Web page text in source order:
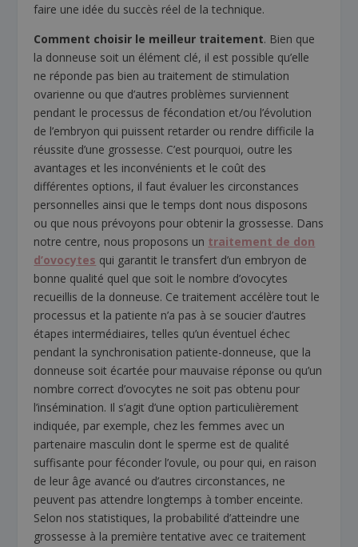
faire une idée du succès réel de la technique.
Comment choisir le meilleur traitement. Bien que
la donneuse soit un élément clé, il est possible qu’elle
ne réponde pas bien au traitement de stimulation
ovarienne ou que d’autres problèmes surviennent
pendant le processus de fécondation et/ou l’évolution
de l’embryon qui puissent retarder ou rendre difficile la
réussite d’une grossesse. C’est pourquoi, outre les
avantages et les inconvénients et le coût des
différentes options, il faut évaluer les circonstances
personnelles ainsi que le temps dont nous disposons
ou que nous prévoyons pour obtenir la grossesse. Dans
notre centre, nous proposons un traitement de don
d’ovocytes qui garantit le transfert d’un embryon de
bonne qualité quel que soit le nombre d’ovocytes
recueillis de la donneuse. Ce traitement accélère tout le
processus et la patiente n’a pas à se soucier d’autres
étapes intermédiaires, telles qu’un éventuel échec
pendant la synchronisation patiente-donneuse, que la
donneuse soit écartée pour mauvaise réponse ou qu’un
nombre correct d’ovocytes ne soit pas obtenu pour
l’insémination. Il s’agit d’une option particulièrement
indiquée, par exemple, chez les femmes avec un
partenaire masculin dont le sperme est de qualité
suffisante pour féconder l’ovule, ou pour qui, en raison
de leur âge avancé ou d’autres circonstances, ne
peuvent pas attendre longtemps à tomber enceinte.
Selon nos statistiques, la probabilité d’atteindre une
grossesse à la première tentative avec ce traitement